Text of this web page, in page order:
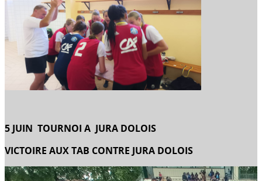
5 JUIN TOURNOI A JURA DOLOIS
VICTOIRE AUX TAB CONTRE JURA DOLOIS